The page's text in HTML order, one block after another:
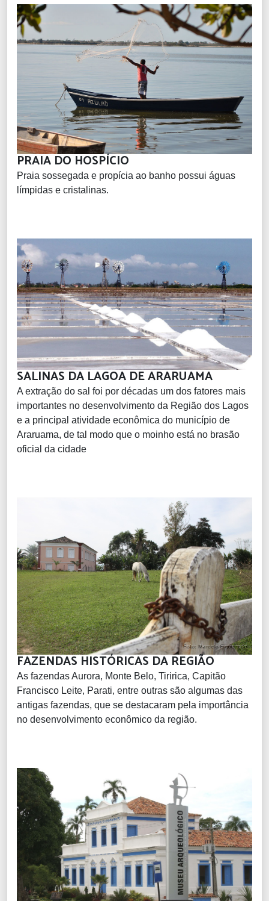
PRAIA DO HOSPÍCIO
Praia sossegada e propícia ao banho possui águas
límpidas e cristalinas.
SALINAS DA LAGOA DE ARARUAMA
A extração do sal foi por décadas um dos fatores mais
importantes no desenvolvimento da Região dos Lagos
e a principal atividade econômica do município de
Araruama, de tal modo que o moinho está no brasão
oficial da cidade
FAZENDAS HISTÓRICAS DA REGIÃO
As fazendas Aurora, Monte Belo, Tiririca, Capitão
Francisco Leite, Parati, entre outras são algumas das
antigas fazendas, que se destacaram pela importância
no desenvolvimento econômico da região.